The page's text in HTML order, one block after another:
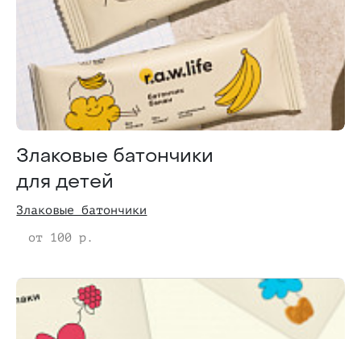
Злаковые батончики
для детей
Злаковые батончики
от 100 р.